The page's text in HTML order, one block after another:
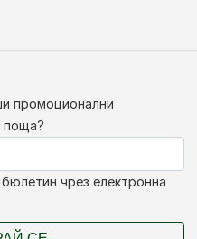
промоционални
поща?
чрез електронна